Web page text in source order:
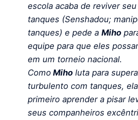
escola acaba de reviver
tanques (Senshadou;
tanques) e pede a Miho
equipe para que eles
em um torneio nacional.
Como Miho luta para
turbulento com tanques,
primeiro aprender a pisar
seus companheiros